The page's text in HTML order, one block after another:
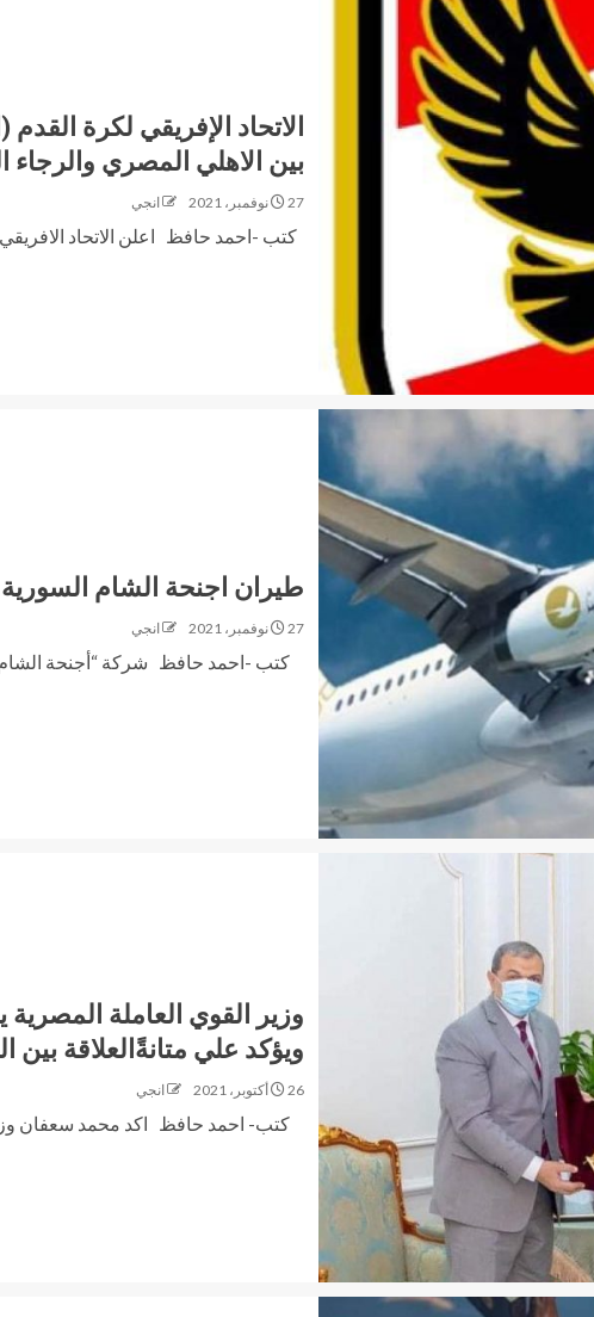
الاتحاد الإفريقي لكرة
بين الاهلي المصري
27 نوفمبر، 2021 انجي
كتب -احمد حافظ اعلن الاتحاد
طيران اجنحة الشام
27 نوفمبر، 2021 انجي
كتب -احمد حافظ شركة “أجنحة الشام”
وزير القوي العاملة
ويؤكد علي متانةًالعلاقة بين
26 أكتوبر، 2021 انجي
كتب- احمد حافظ اكد محمد سعفان